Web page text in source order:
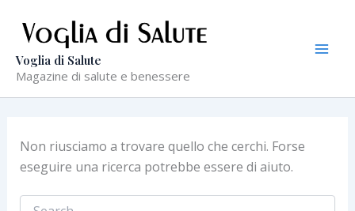
contenuto
Voglia di Salute
Magazine di salute e benessere
Non riusciamo a trovare quello che cerchi. Forse
eseguire una ricerca potrebbe essere di aiuto.
Cerca: